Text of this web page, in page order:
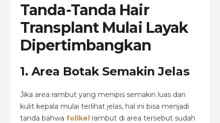
Tanda-Tanda Hair
Transplant Mulai Layak
Dipertimbangkan
1. Area Botak Semakin Jelas
Jika area rambut yang menipis semakin luas dan
kulit kepala mulai terlihat jelas, hal ini bisa menjadi
tanda bahwa folikel rambut di area tersebut sudah